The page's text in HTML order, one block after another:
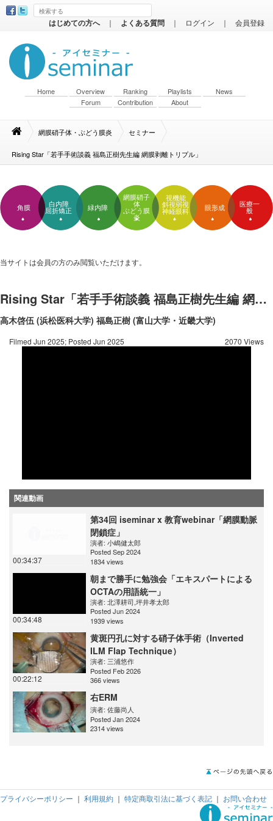
はじめての方へ ｜ よくある質問 ｜ ログイン ｜ 会員登録
Home Overview Ranking Playlists
News
Forum
Contribution About
網膜硝子体・ぶどう膜炎 セミナー
Rising Star「若手手術談義 福島正樹先生編 網膜剥離トリプル」
角膜
白内障
屈折矯正
緑内障
網膜硝子
体
ぶどう膜
炎
視機能
斜視弱視
神経眼科
眼形成
医療一
般
当サイトは会員の方のみ閲覧いただけます。
Rising Star「若手手術談義 福島正樹先生編 網膜剥離トリプル」
高木啓伍 (浜松医科大学) 福島正樹 (富山大学・近畿大学)
Filmed Jun 2025; Posted Jun 2025 2070 Views
関連動画
00:34:37
第34回 iseminar x 教育webinar「網膜動脈
閉鎖症」
演者: 小嶋健太郎
Posted Sep 2024
1834 views
00:34:48
朝まで勝手に勉強会「エキスパートによる
OCTAの用語統一」
演者: 北澤耕司,坪井孝太郎
Posted Jun 2024
1939 views
00:22:12
黄斑円孔に対する硝子体手術（Inverted
ILM Flap Technique）
演者: 三浦悠作
Posted Feb 2026
366 views
右ERM
演者: 佐藤尚人
Posted Jan 2024
2314 views
プライバシーポリシー ｜ 利用規約 ｜ 特定商取引法に基づく表記 ｜ お問い合わせ